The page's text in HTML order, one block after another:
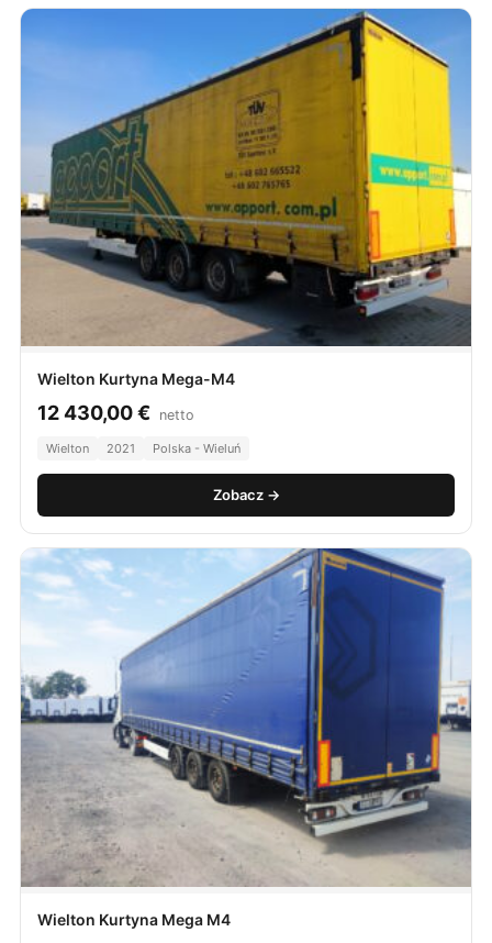
Wielton Kurtyna Mega-M4
12 430,00€ netto
Wielton 2021 Polska - Wieluń
Zobacz →
Wielton Kurtyna Mega M4